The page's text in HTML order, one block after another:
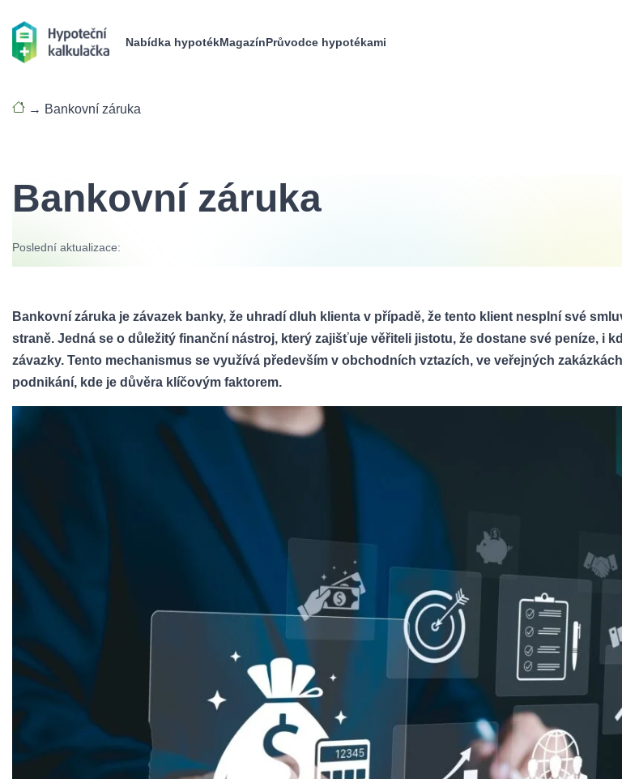
Nabídka hypotékMagazínPrůvodce hypotékami
→ Bankovní záruka
Bankovní záruka
Poslední aktualizace:
Bankovní záruka je závazek banky, že uhradí dluh klienta v případě, že tento klient nesplní své
straně. Jedná se o důležitý finanční nástroj, který zajišťuje věřiteli jistotu, že dostane své peníze, i
závazky. Tento mechanismus se využívá především v obchodních vztazích, ve veřejných
podnikání, kde je důvěra klíčovým faktorem.